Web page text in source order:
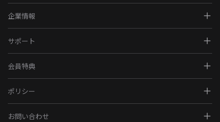
企業情報
サポート
会員特典
ポリシー
お問い合わせ